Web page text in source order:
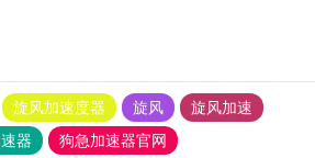
旋风加速度器 旋风
旋风加速
器 狗急加速器官网